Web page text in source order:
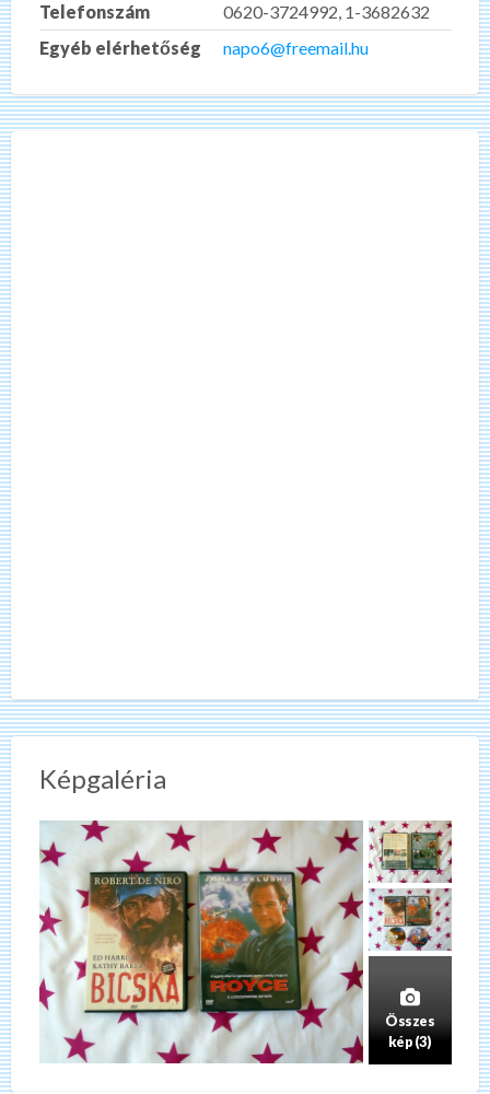
Telefonszám
0620-3724992, 1-3682632
Egyéb elérhetőség
napo6@freemail.hu
Képgaléria
Összes
kép (3)